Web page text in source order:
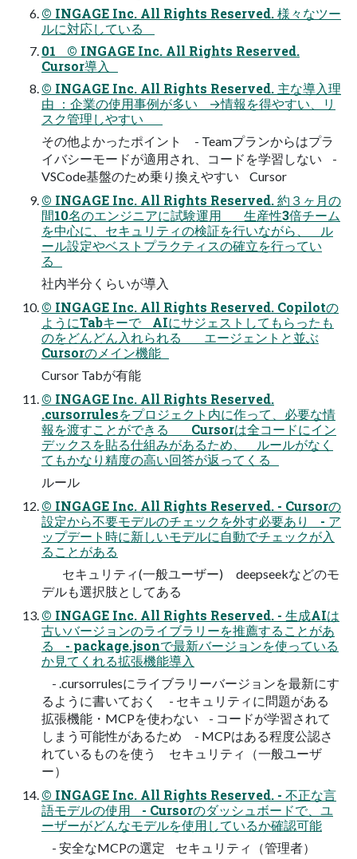
© INGAGE Inc. All Rights Reserved. 様々なツー
ルに対応している
01 © INGAGE Inc. All Rights Reserved.
Cursor導入
© INGAGE Inc. All Rights Reserved. 主な導入理
由 ：企業の使用事例が多い →情報を得やすい、リ
スク管理しやすい
その他よかったポイント - Teamプランからはプラ
イバシーモードが適用され、コードを学習しない -
VSCode基盤のため乗り換えやすい Cursor
© INGAGE Inc. All Rights Reserved. 約３ヶ月の
間10名のエンジニアに試験運用 生産性3倍チーム
を中心に、セキュリティの検証を行いながら、 ル
ール設定やベストプラクティスの確立を行ってい
る
社内半分くらいが導入
© INGAGE Inc. All Rights Reserved. Copilotの
ようにTabキーで AIにサジェストしてもらったも
のをどんどん入れられる エージェントと並ぶ
Cursorのメイン機能
Cursor Tabが有能
© INGAGE Inc. All Rights Reserved.
.cursorrulesをプロジェクト内に作って、必要な情
報を渡すことができる Cursorは全コードにイン
デックスを貼る仕組みがあるため、 ルールがなく
てもかなり精度の高い回答が返ってくる
ルール
© INGAGE Inc. All Rights Reserved. - Cursorの
設定から不要モデルのチェックを外す必要あり - ア
ップデート時に新しいモデルに自動でチェックが入
ることがある
セキュリティ(一般ユーザー) deepseekなどのモ
デルも選択肢としてある
© INGAGE Inc. All Rights Reserved. - 生成AIは
古いバージョンのライブラリーを推薦することがあ
る - package.jsonで最新バージョンを使っている
か見てくれる拡張機能導入
- .cursorrulesにライブラリーバージョンを最新にす
るように書いておく - セキュリティに問題がある
拡張機能・MCPを使わない - コードが学習されて
しまう可能性があるため - MCPはある程度公認さ
れているものを使う セキュリティ（一般ユーザ
ー）
© INGAGE Inc. All Rights Reserved. - 不正な言
語モデルの使用 - Cursorのダッシュボードで、ユ
ーザーがどんなモデルを使用しているか確認可能
- 安全なMCPの選定 セキュリティ（管理者）